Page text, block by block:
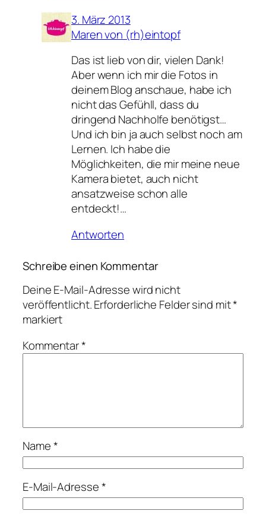
3. März 2013
Maren von (rh)eintopf
Das ist lieb von dir, vielen Dank!
Aber wenn ich mir die Fotos in
deinem Blog anschaue, habe ich
nicht das Gefühll, dass du
dringend Nachholfe benötigst…
Und ich bin ja auch selbst noch am
Lernen. Ich habe die
Möglichkeiten, die mir meine neue
Kamera bietet, auch nicht
ansatzweise schon alle
entdeckt!…
Antworten
Schreibe einen Kommentar
Deine E-Mail-Adresse wird nicht
veröffentlicht.Erforderliche Felder sind mit*
markiert
Kommentar*
Name*
E-Mail-Adresse*